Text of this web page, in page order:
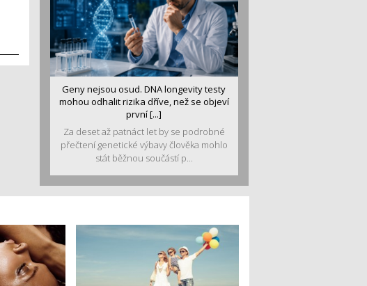
Geny nejsou osud. DNA longevity testy
mohou odhalit rizika dříve, než se objeví
první [...]
Za deset až patnáct let by se podrobné
přečtení genetické výbavy člověka mohlo
stát běžnou součástí p...